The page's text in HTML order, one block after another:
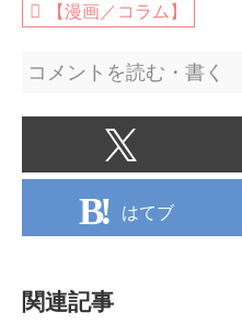
【漫画／コラム】
コメントを読む・書く
はてブ
関連記事